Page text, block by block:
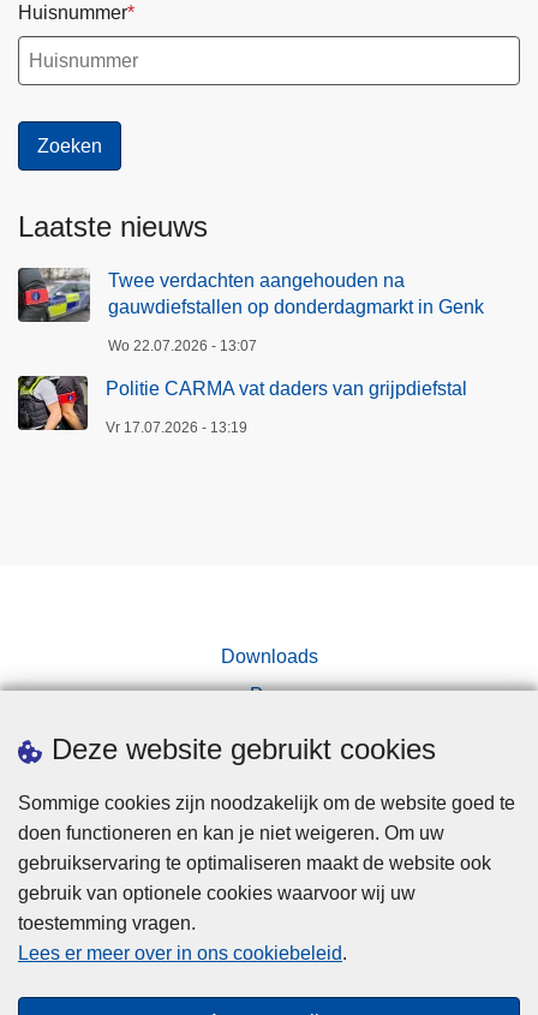
Deze website gebruikt cookies
Sommige cookies zijn noodzakelijk om de website goed te
doen functioneren en kan je niet weigeren. Om uw
gebruikservaring te optimaliseren maakt de website ook
gebruik van optionele cookies waarvoor wij uw
toestemming vragen.
Lees er meer over in ons cookiebeleid.
Huisnummer
Laatste nieuws
Twee verdachten aangehouden na
gauwdiefstallen op donderdagmarkt in Genk
Wo 22.07.2026 - 13:07
Politie CARMA vat daders van grijpdiefstal
Vr 17.07.2026 - 13:19
Downloads
Pers
Disclaimer
Privacy